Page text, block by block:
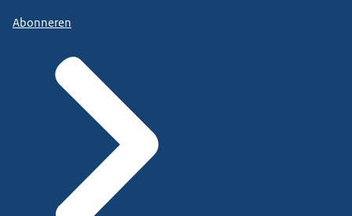
Abonneren